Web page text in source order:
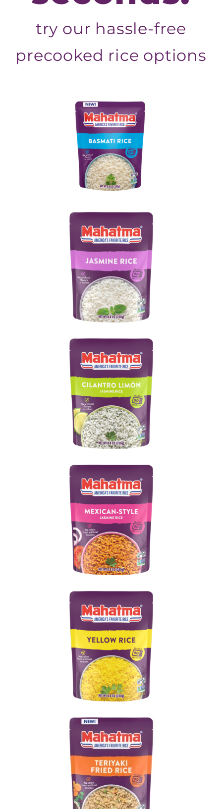
try our hassle-free
precooked rice options